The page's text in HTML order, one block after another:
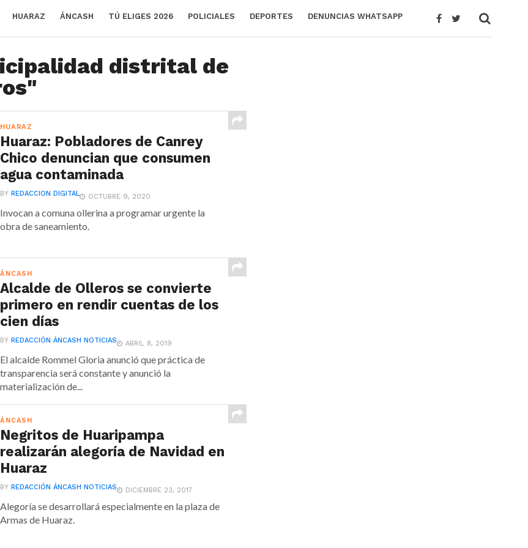
HUARAZ ÁNCASH TÚ ELIGES 2026 POLICIALES DEPORTES DENUNCIAS WHATSAPP
distrital de
HUARAZ
Huaraz: Pobladores de Canrey
Chico denuncian que consumen
agua contaminada
BYREDACCION DIGITAL OCTUBRE 9, 2020
Invocan a comuna ollerina a programar urgente la
obra de saneamiento.
ÁNCASH
Alcalde de Olleros se convierte
primero en rendir cuentas de los
cien días
BYREDACCIÓN ÁNCASH NOTICIAS ABRIL 8, 2019
El alcalde Rommel Gloria anunció que práctica de
transparencia será constante y anunció la
materialización de...
ÁNCASH
Negritos de Huaripampa
realizarán alegoría de Navidad en
Huaraz
BYREDACCIÓN ÁNCASH NOTICIAS DICIEMBRE 23, 2017
Alegoría se desarrollará especialmente en la plaza de
Armas de Huaraz.